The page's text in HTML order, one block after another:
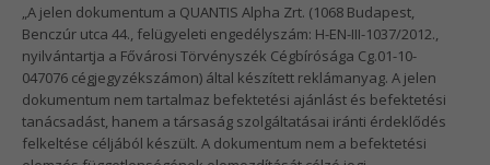
„A jelen dokumentum a QUANTIS Alpha Zrt. (1068 Budapest,
Benczúr utca 44., felügyeleti engedélyszám: H-EN-III-1037/2012.,
nyilvántartja a Fővárosi Törvényszék Cégbírósága Cg.01-10-
047076 cégjegyzékszámon) által készített reklámanyag. A jelen
dokumentum nem tartalmaz befektetési ajánlást és befektetési
tanácsadást, hanem a társaság szolgáltatásai iránti érdeklődés
felkeltése céljából készült. A dokumentum nem a befektetési